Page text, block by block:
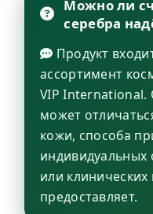
Можно ли
серебра
Продукт
ассортимент
VIP International.
может
кожи, способа
или клинических
предоставляет.